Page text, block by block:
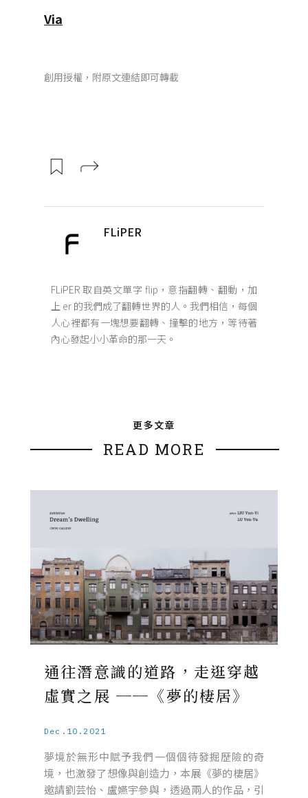
Via
創用授權，附原文連結即可轉載
FLiPER
FLiPER 取自英文單字 flip，意指翻轉、翻動，加
上 er 的我們成了翻轉世界的人。我們相信，每個
人心裡都有一塊想要翻轉、撞擊的地方，等待著
內心發起小小革命的那一天。
更多文章
READ MORE
通往潛意識的道路，走逛穿越
虛實之展 ──《夢的棲居》
Dec.10.2021
夢境於無形中賦予我們一個個待發掘歷險的奇
境，也激發了想像與創造力，本展《夢的棲居》
邀請劉芸怡、盧嬿宇參與，透過兩人的作品，引